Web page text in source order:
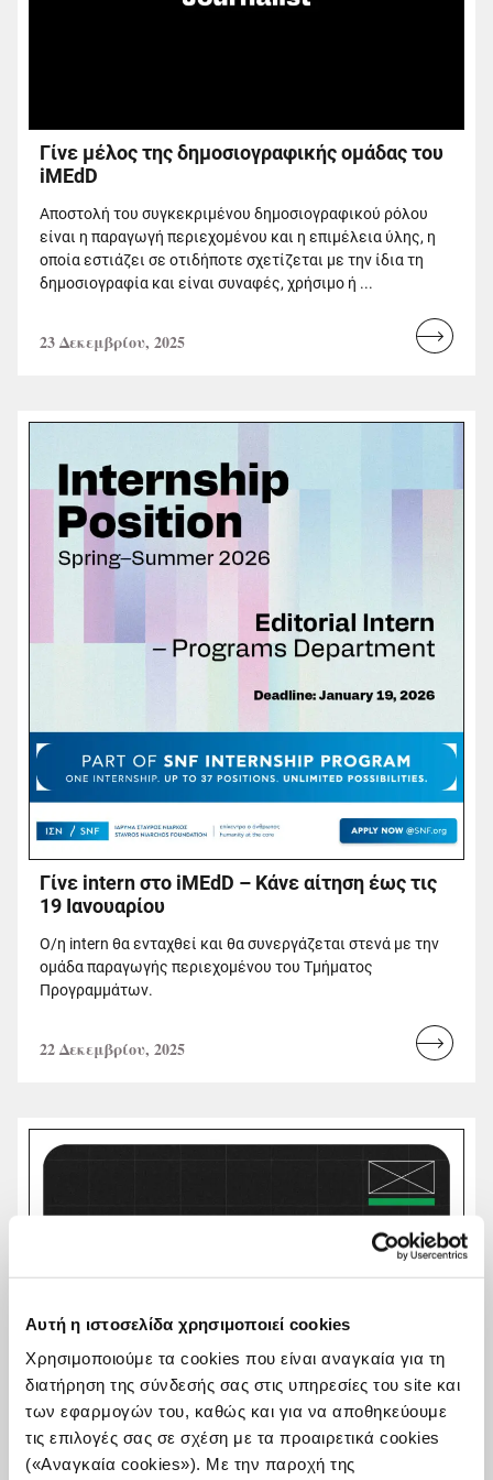
Αυτή η ιστοσελίδα χρησιμοποιεί cookies
Χρησιμοποιούμε τα cookies που είναι αναγκαία για τη
διατήρηση της σύνδεσής σας στις υπηρεσίες του site και
των εφαρμογών του, καθώς και για να αποθηκεύουμε
τις επιλογές σας σε σχέση με τα προαιρετικά cookies
(«Αναγκαία cookies»). Με την παροχή της
Γίνε μέλος της δημοσιογραφικής ομάδας του
iMEdD
Αποστολή του συγκεκριμένου δημοσιογραφικού ρόλου
είναι η παραγωγή περιεχομένου και η επιμέλεια ύλης, η
οποία εστιάζει σε οτιδήποτε σχετίζεται με την ίδια τη
δημοσιογραφία και είναι συναφές, χρήσιμο ή ...
23 Δεκεμβρίου, 2025
Read
Γίνε intern στο iMEdD – Κάνε αίτηση έως τις
19 Ιανουαρίου
Ο/η intern θα ενταχθεί και θα συνεργάζεται στενά με την
ομάδα παραγωγής περιεχομένου του Τμήματος
Προγραμμάτων.
22 Δεκεμβρίου, 2025
Read